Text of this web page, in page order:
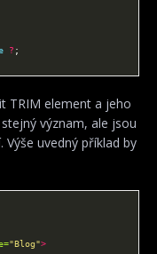
?
TRIM element a jeho
význam, ale jsou
uvedný příklad by
"Blog">